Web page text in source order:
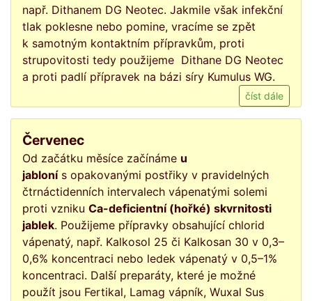
např. Dithanem DG Neotec. Jakmile však infekční
tlak poklesne nebo pomine, vracíme se zpět
k samotným kontaktním přípravkům, proti
strupovitosti tedy použijeme Dithane DG Neotec
a proti padlí přípravek na bázi síry Kumulus WG.
číst dále
Červenec
Od začátku měsíce začínáme u
jablonís opakovanými postřiky v pravidelných
čtrnáctidenních intervalech vápenatými solemi
proti vzniku Ca-deficientní (hořké) skvrnitosti
jablek. Použijeme přípravky obsahující chlorid
vápenatý, např. Kalkosol 25 či Kalkosan 30 v 0,3–
0,6% koncentraci nebo ledek vápenatý v 0,5–1%
koncentraci. Další preparáty, které je možné
použít jsou Fertikal, Lamag vápník, Wuxal Sus